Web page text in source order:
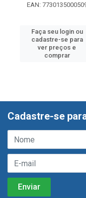
EAN:
Faça seu login ou
cadastre-se para
ver preços e
comprar
Cadastre-se